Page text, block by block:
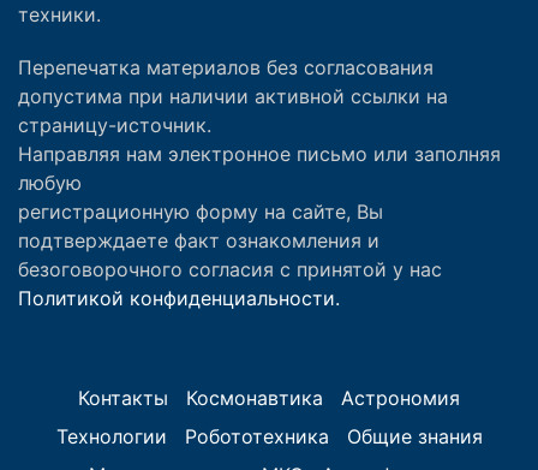
техники.
Перепечатка материалов без согласования
допустима при наличии активной ссылки на
страницу-источник.
Направляя нам электронное письмо или заполняя
любую
регистрационную форму на сайте, Вы
подтверждаете факт ознакомления и
безоговорочного согласия с принятой у нас
Политикой конфиденциальности.
Контакты Космонавтика
Астрономия
Технологии
Робототехника
Общие знания